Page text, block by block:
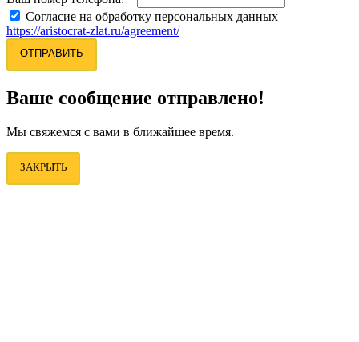
Согласие на обработку персональных данных
https://aristocrat-zlat.ru/agreement/
ОТПРАВИТЬ
Ваше сообщение отправлено!
Мы свяжемся с вами в ближайшее время.
ЗАКРЫТЬ